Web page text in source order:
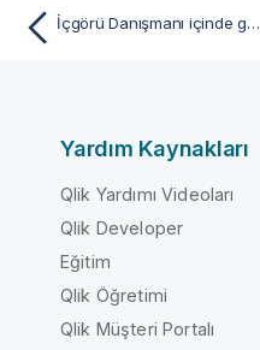
İçgörü Danışmanı içinde gezinme
Yardım Kaynakları
Qlik Yardımı Videoları
Qlik Developer
Eğitim
Qlik Öğretimi
Qlik Müşteri Portalı